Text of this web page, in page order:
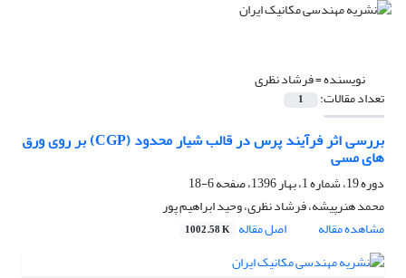
نویسنده =فرشاد نظری
تعداد مقالات: 1
بررسی اثر فرآیند پرس در قالب شیار محدود (CGP) بر روی ورق
های مسی
دوره 19، شماره 1، بهار 1396، صفحه
6-18
محمد هنرپیشه، فرشاد نظری، وحید ابراهیم پور
مشاهده مقاله
اصل مقاله 1002.58 K